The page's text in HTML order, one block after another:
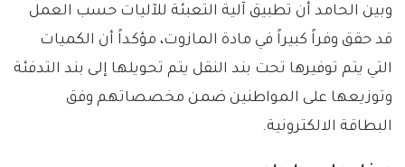
وبين الحامد أن تطبيق آلية التعبئة للآليات حسب العمل
قد حقق وفراً كبيراً في مادة المازوت، مؤكداً أن الكميات
التي يتم توفيرها تحت بند النقل يتم تحويلها إلى بند التدفئة
وتوزيعها على المواطنين ضمن مخصصاتهم وفق
البطاقة الالكترونية.